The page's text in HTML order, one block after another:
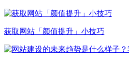
获取网站「颜值提升」小技巧